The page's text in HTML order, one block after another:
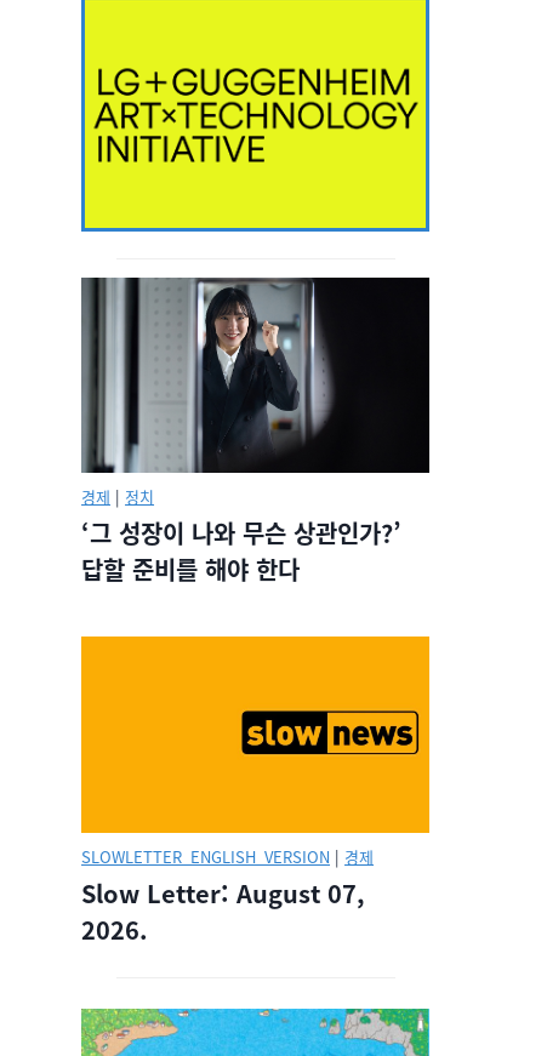
경제 | 정치
‘그 성장이 나와 무슨 상관인가?’
답할 준비를 해야 한다
SLOWLETTER_ENGLISH_VERSION | 경제
Slow Letter: August 07,
2026.